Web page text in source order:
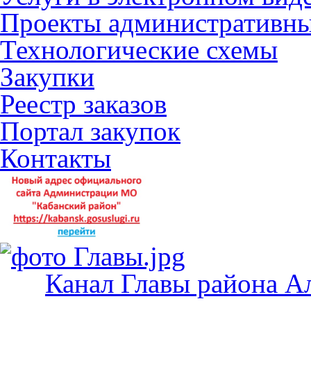
Проекты
Технологические схемы
Закупки
Реестр заказов
Портал закупок
Контакты
Канал Главы района